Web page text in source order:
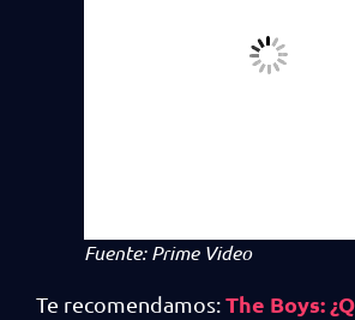
Fuente: Prime Video
Te recomendamos:The Boys: